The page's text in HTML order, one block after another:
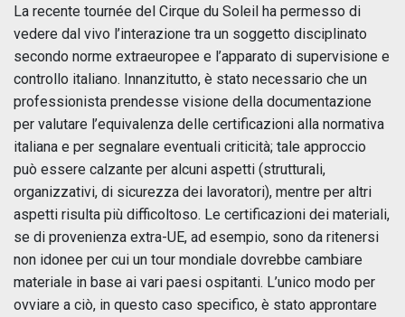
La recente tournée del Cirque du Soleil ha permesso di
vedere dal vivo l’interazione tra un soggetto disciplinato
secondo norme extraeuropee e l’apparato di supervisione e
controllo italiano. Innanzitutto, è stato necessario che un
professionista prendesse visione della documentazione
per valutare l’equivalenza delle certificazioni alla normativa
italiana e per segnalare eventuali criticità; tale approccio
può essere calzante per alcuni aspetti (strutturali,
organizzativi, di sicurezza dei lavoratori), mentre per altri
aspetti risulta più difficoltoso. Le certificazioni dei materiali,
se di provenienza extra-UE, ad esempio, sono da ritenersi
non idonee per cui un tour mondiale dovrebbe cambiare
materiale in base ai vari paesi ospitanti. L’unico modo per
ovviare a ciò, in questo caso specifico, è stato approntare